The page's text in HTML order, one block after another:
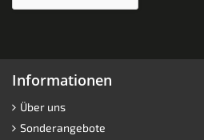
Informationen
Über uns
Sonderangebote